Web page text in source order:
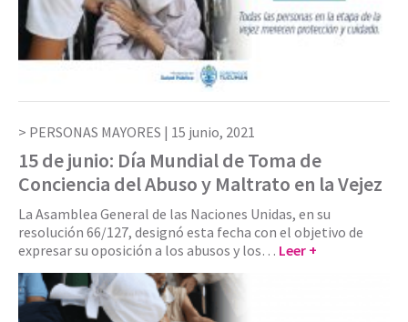
PERSONAS MAYORES | 15 junio, 2021
15 de junio: Día Mundial de Toma de
Conciencia del Abuso y Maltrato en la Vejez
La Asamblea General de las Naciones Unidas, en su
resolución 66/127, designó esta fecha con el objetivo de
expresar su oposición a los abusos y los… Leer +